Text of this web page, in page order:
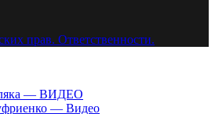
прав. Ответственности.
— ВИДЕО
— Видео